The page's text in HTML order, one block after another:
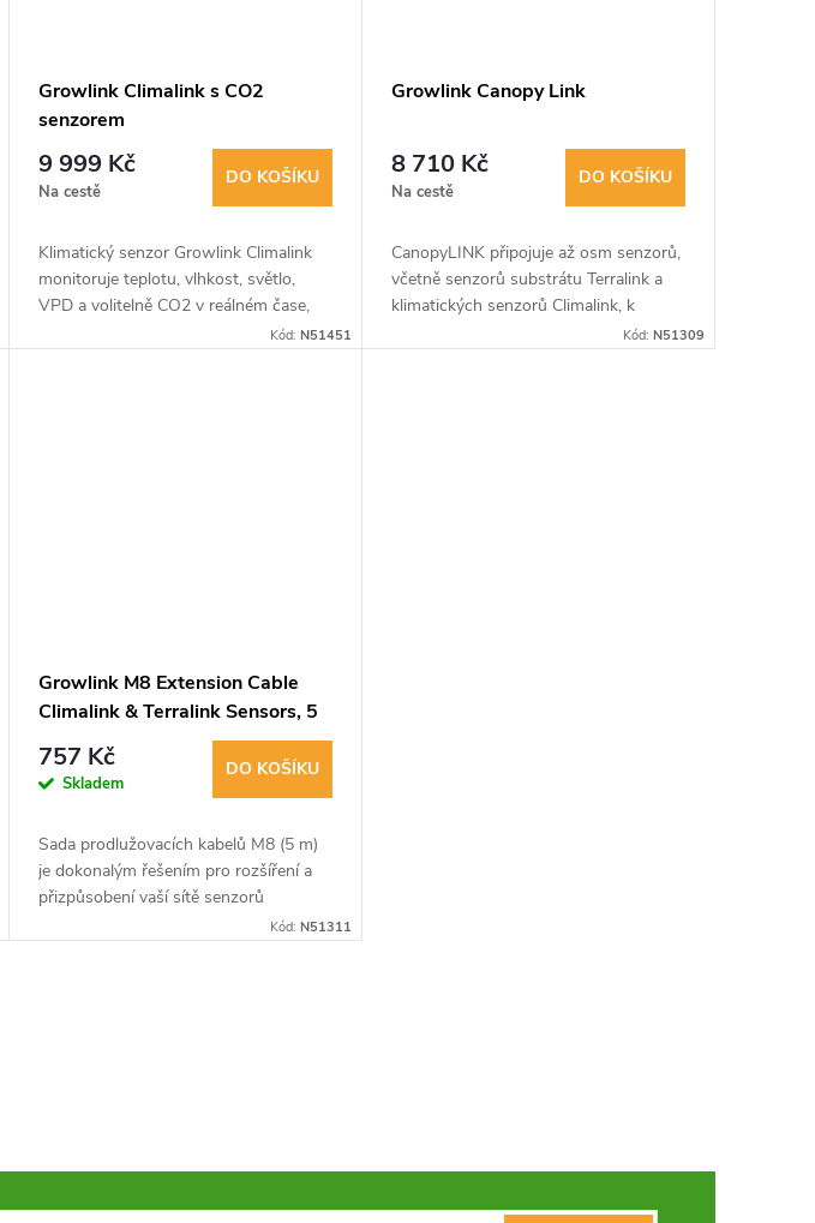
Growlink Climalink s CO2
senzorem
9 999 Kč
Na cestě
DO KOŠÍKU
Klimatický senzor Growlink Climalink
monitoruje teplotu, vlhkost, světlo,
VPD a volitelně CO2 v reálném čase,
čímž poskytuje základní údaje pro
Kód: N51451
Growlink Canopy Link
8 710 Kč
Na cestě
DO KOŠÍKU
CanopyLINK připojuje až osm senzorů,
včetně senzorů substrátu Terralink a
klimatických senzorů Climalink, k
systému Growlink prostřednictvím
Kód: N51309
Growlink M8 Extension Cable
Climalink & Terralink Sensors, 5
m
757 Kč
Skladem
DO KOŠÍKU
Sada prodlužovacích kabelů M8 (5 m)
je dokonalým řešením pro rozšíření a
přizpůsobení vaší sítě senzorů
Kód: N51311